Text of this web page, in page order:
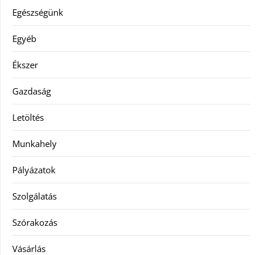
Egészségünk
Egyéb
Ékszer
Gazdaság
Letöltés
Munkahely
Pályázatok
Szolgálatás
Szórakozás
Vásárlás